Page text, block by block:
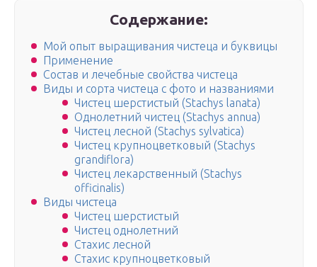
Содержание:
Мой опыт выращивания чистеца и буквицы
Применение
Состав и лечебные свойства чистеца
Виды и сорта чистеца с фото и названиями
Чистец шерстистый (Stachys lanata)
Однолетний чистец (Stachys annua)
Чистец лесной (Stachys sylvatica)
Чистец крупноцветковый (Stachys
grandiflora)
Чистец лекарственный (Stachys
officinalis)
Виды чистеца
Чистец шерстистый
Чистец однолетний
Стахис лесной
Стахис крупноцветковый